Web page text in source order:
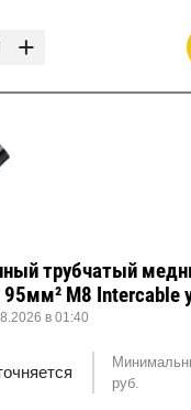
+
трубчатый
95мм² M8 Intercable
в 01:40
руб.